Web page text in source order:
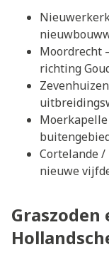
Moordrecht
richting
Zevenhuizen
Moerkapelle
Cortelande/
nieuwe
Graszoden